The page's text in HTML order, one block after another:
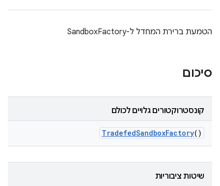
הטמעת ברירת המחדל ל-SandboxFactory
סיכום
קונסטרוקטורים גלויים לכולם
TradefedSandboxFactory()
שיטות ציבוריות